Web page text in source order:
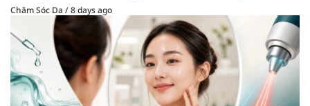
Chăm Sóc Da /8 days ago